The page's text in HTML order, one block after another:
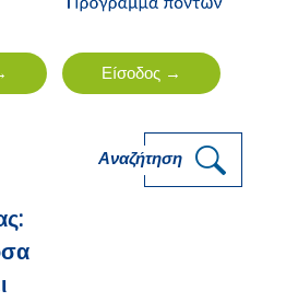
Αναζήτηση